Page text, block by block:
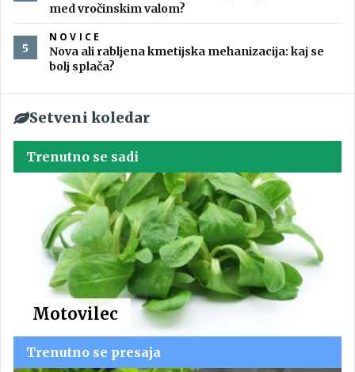
med vročinskim valom?
NOVICE
Nova ali rabljena kmetijska mehanizacija: kaj se
bolj splača?
Setveni koledar
Trenutno se sadi
Motovilec
Trenutno se presaja